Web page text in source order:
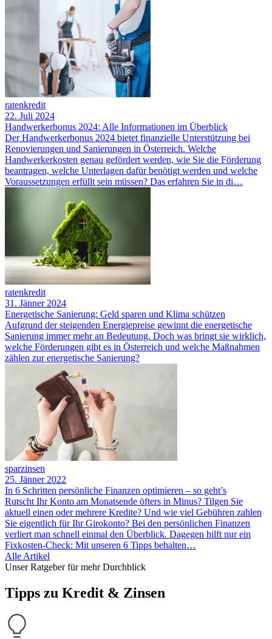
ratenkredit
22. Juli 2024
Handwerkerbonus 2024: Alle Informationen im Überblick
Der Handwerkerbonus 2024 bietet finanzielle Unterstützung bei
Renovierungen und Sanierungen in Österreich. Welche
Handwerkerkosten genau gefördert werden, wie Sie die Förderung
beantragen, welche Unterlagen dafür benötigt werden und welche
Voraussetzungen erfüllt sein müssen? Das erfahren Sie in di…
ratenkredit
31. Jänner 2024
Energetische Sanierung: Geld sparen und Klima schützen
Aufgrund der steigenden Energiepreise gewinnt die energetische
Sanierung immer mehr an Bedeutung. Doch was bringt sie wirklich,
welche Förderungen gibt es in Österreich und welche Maßnahmen
zählen zur energetische Sanierung?
sparzinsen
25. Jänner 2022
In 6 Schritten persönliche Finanzen optimieren – so geht’s
Rutscht Ihr Konto am Monatsende öfters in Minus? Tilgen Sie
aktuell einen oder mehrere Kredite? Und wie viel Gebühren zahlen
Sie eigentlich für Ihr Girokonto? Bei den persönlichen Finanzen
verliert man schnell einmal den Überblick. Dagegen hilft nur ein
Fixkosten-Check: Mit unseren 6 Tipps behalten…
Alle Artikel
Unser Ratgeber für mehr Durchblick
Tipps zu Kredit & Zinsen